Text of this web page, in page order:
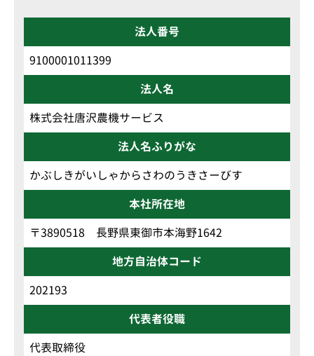
法人番号
9100001011399
法人名
株式会社唐沢農機サービス
法人名ふりがな
かぶしきがいしゃからさわのうきさーびす
本社所在地
〒3890518 長野県東御市本海野1642
地方自治体コード
202193
代表者役職
代表取締役